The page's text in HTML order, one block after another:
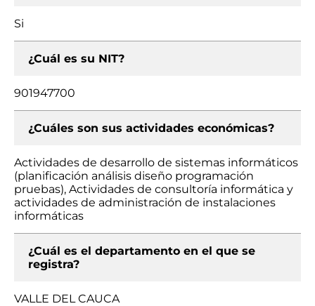
Si
¿Cuál es su NIT?
901947700
¿Cuáles son sus actividades económicas?
Actividades de desarrollo de sistemas informáticos
(planificación análisis diseño programación
pruebas), Actividades de consultoría informática y
actividades de administración de instalaciones
informáticas
¿Cuál es el departamento en el que se
registra?
VALLE DEL CAUCA